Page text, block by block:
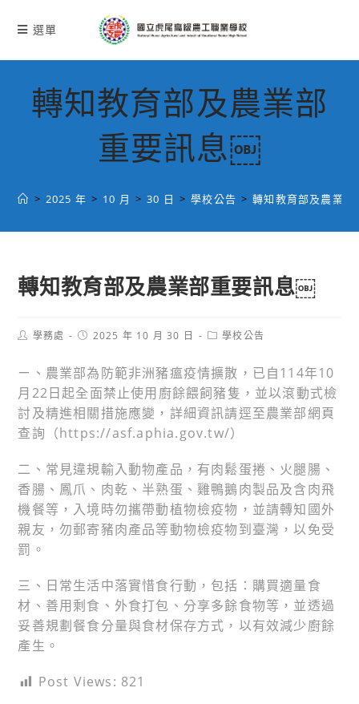
選單
轉知教育部及農業部
重要訊息￼
> 2025 年 > 10 月 > 30 日 > 學校公告 > 轉知教育部及農業
轉知教育部及農業部重要訊息￼
Post學務處
Post2025 年 10 月 30 日
Post學校公告
ㄧ、農業部為防範非洲豬瘟疫情擴散，已自114年10
月22日起全面禁止使用廚餘餵飼豬隻，並以滾動式檢
討及精進相關措施應變，詳細資訊請逕至農業部網頁
查詢（https://asf.aphia.gov.tw/）
二、常見違規輸入動物產品，有肉鬆蛋捲、火腿腸、
香腸、鳳爪、肉乾、半熟蛋、雞鴨鵝肉製品及含肉飛
機餐等，入境時勿攜帶動植物檢疫物，並請轉知國外
親友，勿郵寄豬肉產品等動物檢疫物到臺灣，以免受
罰。
三、日常生活中落實惜食行動，包括：購買適量食
材、善用剩食、外食打包、分享多餘食物等，並透過
妥善規劃餐食分量與食材保存方式，以有效減少廚餘
產生。
Post Views: 821